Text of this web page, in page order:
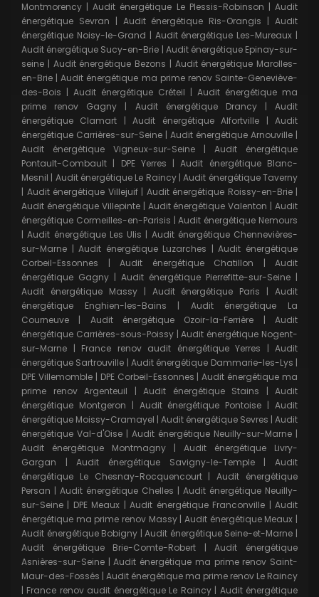
Montmorency |Audit énergétique Le Plessis-Robinson |Audit
énergétique Sevran | Audit énergétique Ris-Orangis |Audit
énergétique Noisy-le-Grand | Audit énergétique Les-Mureaux |
Audit énergétique Sucy-en-Brie | Audit énergétique Epinay-sur-
seine | Audit énergétique Bezons | Audit énergétique Marolles-
en-Brie |Audit énergétique ma prime renov Sainte-Geneviève-
des-Bois | Audit énergétique Créteil | Audit énergétique ma
prime renov Gagny | Audit énergétique Drancy| Audit
énergétique Clamart |Audit énergétique Alfortville |Audit
énergétique Carrières-sur-Seine | Audit énergétique Arnouville |
Audit énergétique Vigneux-sur-Seine | Audit énergétique
Pontault-Combault | DPE Yerres |Audit énergétique Blanc-
Mesnil | Audit énergétique Le Raincy|Audit énergétique Taverny
| Audit énergétique Villejuif| Audit énergétique Roissy-en-Brie|
Audit énergétique Villepinte| Audit énergétique Valenton | Audit
énergétique Cormeilles-en-Parisis |Audit énergétique Nemours
|Audit énergétique Les Ulis | Audit énergétique Chennevières-
sur-Marne |Audit énergétique Luzarches |Audit énergétique
Corbeil-Essonnes | Audit énergétique Chatillon | Audit
énergétique Gagny | Audit énergétique Pierrefitte-sur-Seine |
Audit énergétique Massy| Audit énergétique Paris | Audit
énergétique Enghien-les-Bains | Audit énergétique La
Courneuve | Audit énergétique Ozoir-la-Ferrière |Audit
énergétique Carrières-sous-Poissy|Audit énergétique Nogent-
sur-Marne | France renov audit énergétique Yerres | Audit
énergétique Sartrouville |Audit énergétique Dammarie-les-Lys |
DPE Villemomble| DPE Corbeil-Essonnes |Audit énergétique ma
prime renov Argenteuil | Audit énergétique Stains | Audit
énergétique Montgeron | Audit énergétique Pontoise |Audit
énergétique Moissy-Cramayel | Audit énergétique Sevres | Audit
énergétique Val-d'Oise | Audit énergétique Neuilly-sur-Marne |
Audit énergétique Montmagny | Audit énergétique Livry-
Gargan |Audit énergétique Savigny-le-Temple|Audit
énergétique Le Chesnay-Rocquencourt|Audit énergétique
Persan | Audit énergétique Chelles | Audit énergétique Neuilly-
sur-Seine | DPE Meaux |Audit énergétique Franconville |Audit
énergétique ma prime renov Massy|Audit énergétique Meaux |
Audit énergétique Bobigny |Audit énergétique Seine-et-Marne |
Audit énergétique Brie-Comte-Robert |Audit énergétique
Asnières-sur-Seine |Audit énergétique ma prime renov Saint-
Maur-des-Fossés | Audit énergétique ma prime renov Le Raincy
| France renov audit énergétique Le Raincy| Audit énergétique